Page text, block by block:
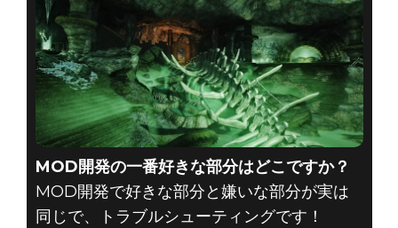
MOD開発の一番好きな部分はどこですか？
MOD開発で好きな部分と嫌いな部分が実は
同じで、トラブルシューティングです！